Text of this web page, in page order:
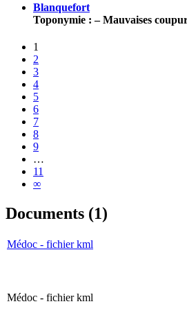
Blanquefort
Toponymie : – Mauvaises
1
2
3
4
5
6
7
8
9
…
11
∞
Documents (1)
Médoc - fichier kml
Médoc - fichier kml